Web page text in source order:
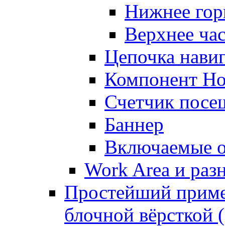
Нижнее
Верхнее
Цепочка
Компонент
Счетчик
Баннер
Включаемые
Work Area и
Простейший
блочной вёрсткой